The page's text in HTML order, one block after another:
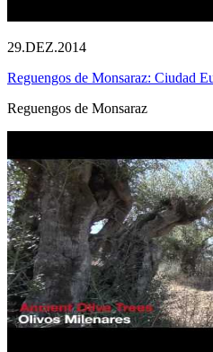
29.DEZ.2014
Reguengos de Monsaraz: Ciudad
Reguengos de Monsaraz